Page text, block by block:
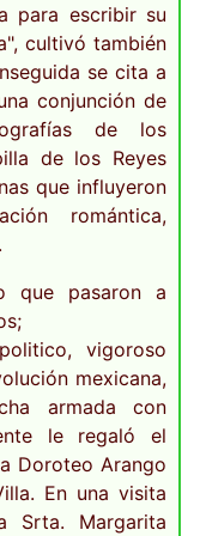
para escribir su
cultivó también
se cita a
conjunción de
de los
de los Reyes
que influyeron
romántica,
que pasaron a
vigoroso
mexicana,
armada con
le regaló el
Doroteo Arango
En una visita
Margarita